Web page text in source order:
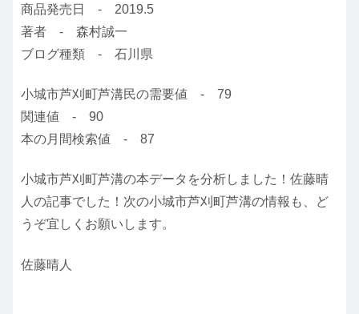
商品発売日 - 2019.5
著者 - 森村誠一
ブログ種類 - 石川県
小城市芦刈町芦溝民の需要値 - 79
関連値 - 90
本の月間検索値 - 87
小城市芦刈町芦溝の本データを分析しました！佐藤晴
人の記事でした！次の小城市芦刈町芦溝の情報も、ど
うぞ宜しくお願いします。
佐藤晴人